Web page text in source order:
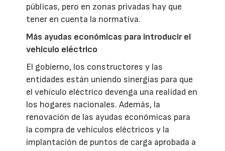
públicas, pero en zonas privadas hay que
tener en cuenta la normativa.
Más ayudas económicas para introducir el
vehículo eléctrico
El gobierno, los constructores y las
entidades están uniendo sinergias para que
el vehículo eléctrico devenga una realidad en
los hogares nacionales. Además, la
renovación de las ayudas económicas para
la compra de vehículos eléctricos y la
implantación de puntos de carga aprobada a